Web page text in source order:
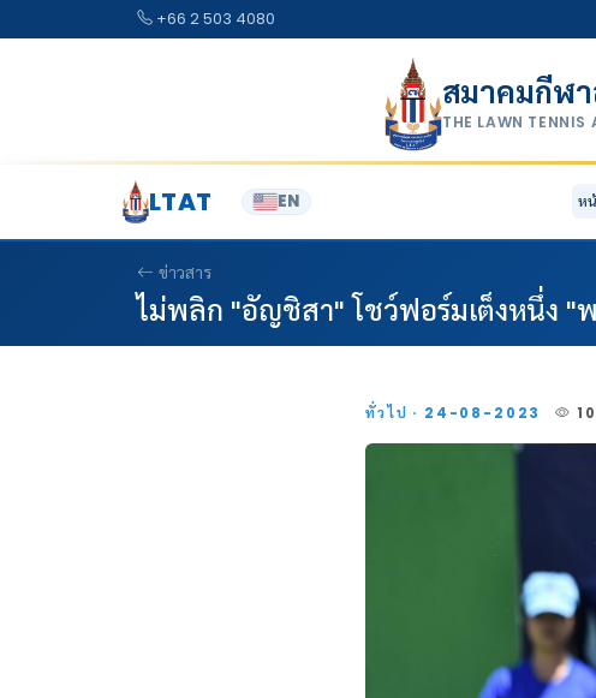
+66 2 503 4080
สมาคมกีฬ
THE LAWN
LTAT EN ห
ข่าวสาร
ไม่พลิก "อัญชิสา" โชว์ฟอร์มเต็งหนึ่ง
ทั่วไป · 24-08-2023 10